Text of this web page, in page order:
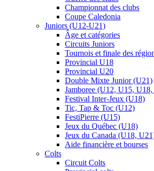
Championnat des clubs
Coupe Caledonia
Juniors (U12-U21)
Âge et catégories
Circuits Juniors
Tournois et finale des
Provincial U18
Provincial U20
Double Mixte Junior (U21)
Jamboree (U12, U15,
Festival Inter-Jeux (U18)
Tic, Tap & Toc (U12)
FestiPierre (U15)
Jeux du Québec (U18)
Jeux du Canada (U18,
Aide financière et bourses
Colts
Circuit Colts